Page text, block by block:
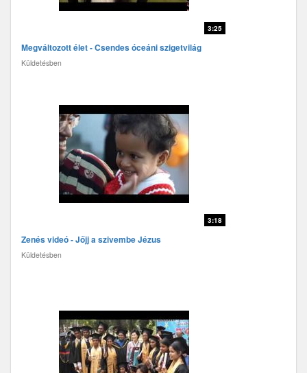
3:25
Megváltozott élet - Csendes óceáni szigetvilág
Küldetésben
3:18
Zenés videó - Jőjj a szivembe Jézus
Küldetésben